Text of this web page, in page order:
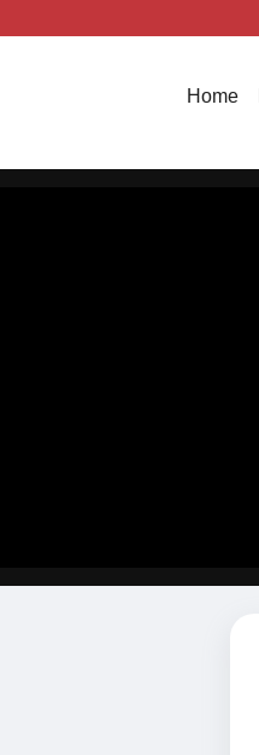
Home